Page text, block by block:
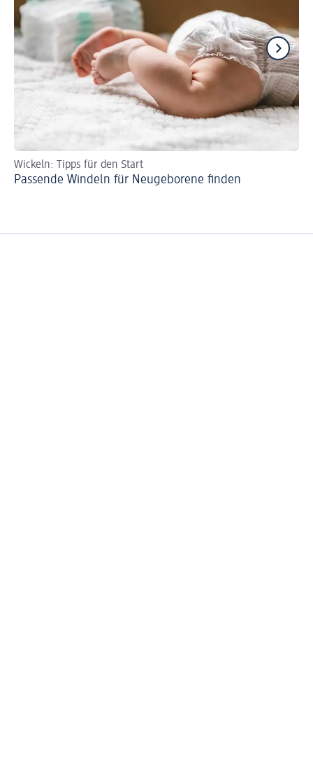
Wickeln: Tipps für den Start
Passende Windeln für Neugeborene finden